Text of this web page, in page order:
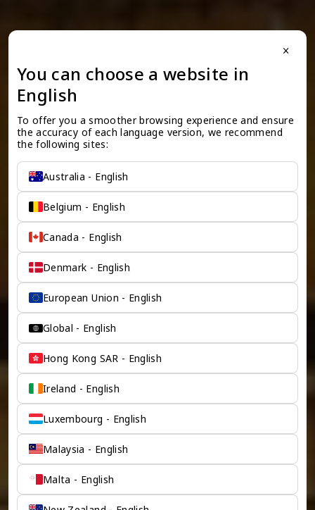
close
You can choose a website in
English
To offer you a smoother browsing experience and ensure
the accuracy of each language version, we recommend
the following sites:
Australia - English
Belgium - English
Canada - English
Denmark - English
European Union - English
Global - English
Hong Kong SAR - English
Ireland - English
Luxembourg - English
Malaysia - English
Malta - English